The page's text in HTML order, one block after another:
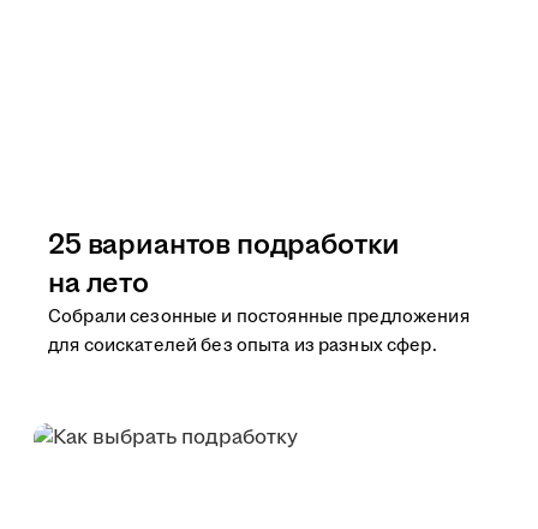
25 вариантов подработки
на лето
Собрали сезонные и постоянные предложения
для соискателей без опыта из разных сфер.